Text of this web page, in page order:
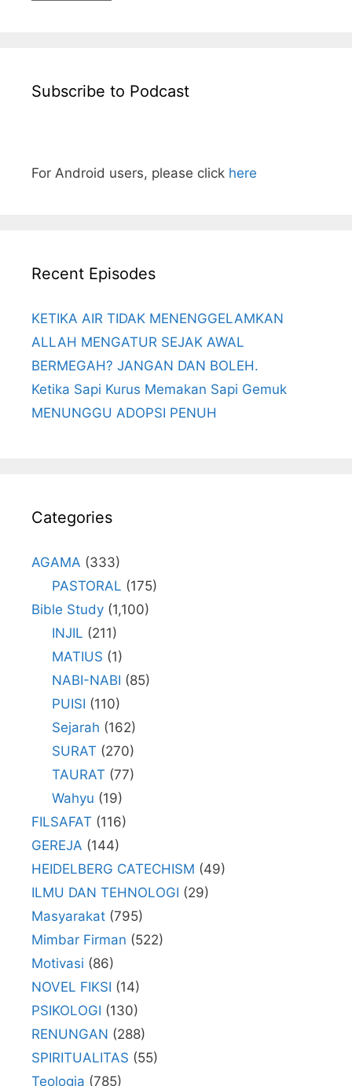
Subscribe to Podcast
For Android users, please click here
Recent Episodes
KETIKA AIR TIDAK MENENGGELAMKAN
ALLAH MENGATUR SEJAK AWAL
BERMEGAH? JANGAN DAN BOLEH.
Ketika Sapi Kurus Memakan Sapi Gemuk
MENUNGGU ADOPSI PENUH
Categories
AGAMA (333)
PASTORAL (175)
Bible Study (1,100)
INJIL (211)
MATIUS (1)
NABI-NABI (85)
PUISI (110)
Sejarah (162)
SURAT (270)
TAURAT (77)
Wahyu (19)
FILSAFAT (116)
GEREJA (144)
HEIDELBERG CATECHISM (49)
ILMU DAN TEHNOLOGI (29)
Masyarakat (795)
Mimbar Firman (522)
Motivasi (86)
NOVEL FIKSI (14)
PSIKOLOGI (130)
RENUNGAN (288)
SPIRITUALITAS (55)
Teologia (785)